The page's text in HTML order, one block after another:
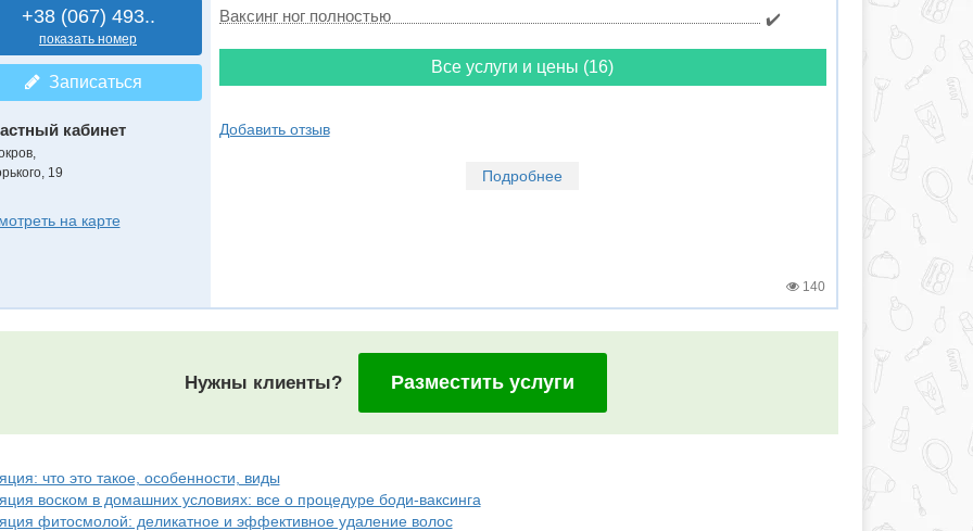
+38 (067) 493..
показать номер
Записаться
кабинет
19
на карте
Ваксинг ног полностью
✔️
Все услуги и цены (16)
Добавить отзыв
Подробнее
140
Нужны клиенты? Разместить услуги
что это такое, особенности, виды
воском в домашних условиях: все о процедуре боди-ваксинга
фитосмолой: деликатное и эффективное удаление волос